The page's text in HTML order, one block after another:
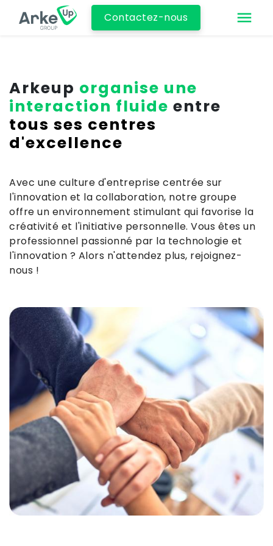
Contactez-nous
Arkeup organise une
interaction fluide entre
tous ses centres
d'excellence
Avec une culture d'entreprise centrée sur
l'innovation et la collaboration, notre groupe
offre un environnement stimulant qui favorise la
créativité et l'initiative personnelle. Vous êtes un
professionnel passionné par la technologie et
l'innovation ? Alors n'attendez plus, rejoignez-
nous !